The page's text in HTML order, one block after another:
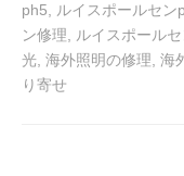
ph5, ルイスポールセン
ン修理, ルイスポール
光, 海外照明の修理, 海
り寄せ